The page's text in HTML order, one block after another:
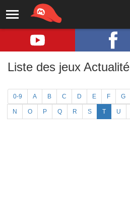
Liste des jeux Actualité
0-9 A B C D E F G
N O P Q R S T U